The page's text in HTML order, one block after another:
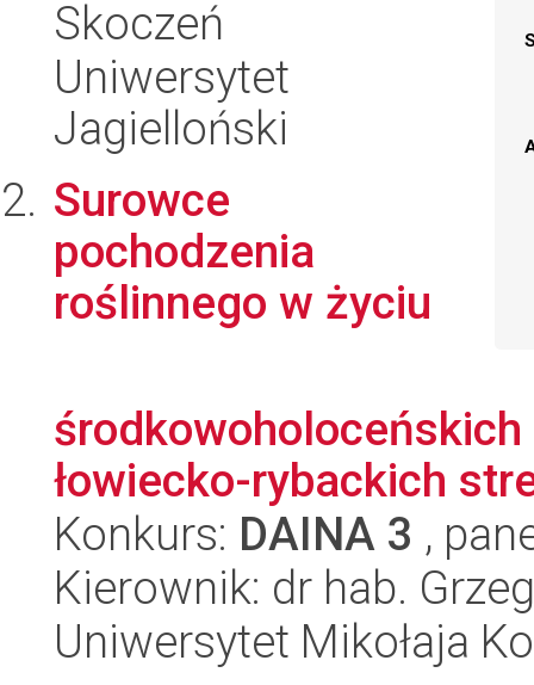
Skoczeń
Uniwersytet
Jagielloński
Surowce
pochodzenia
roślinnego w życiu
łowiecko-rybackich
Konkurs: DAINA 3 ,
Kierownik: dr hab.
Uniwersytet Mikołaja